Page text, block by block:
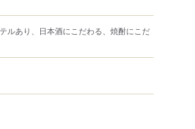
ルあり、日本酒にこだわる、焼酎にこだ